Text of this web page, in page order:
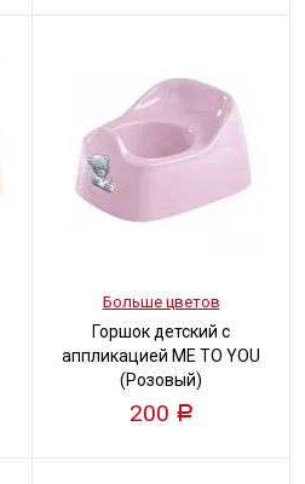
Больше цветов
Горшок детский с
аппликацией ME TO YOU
(Розовый)
200 Р